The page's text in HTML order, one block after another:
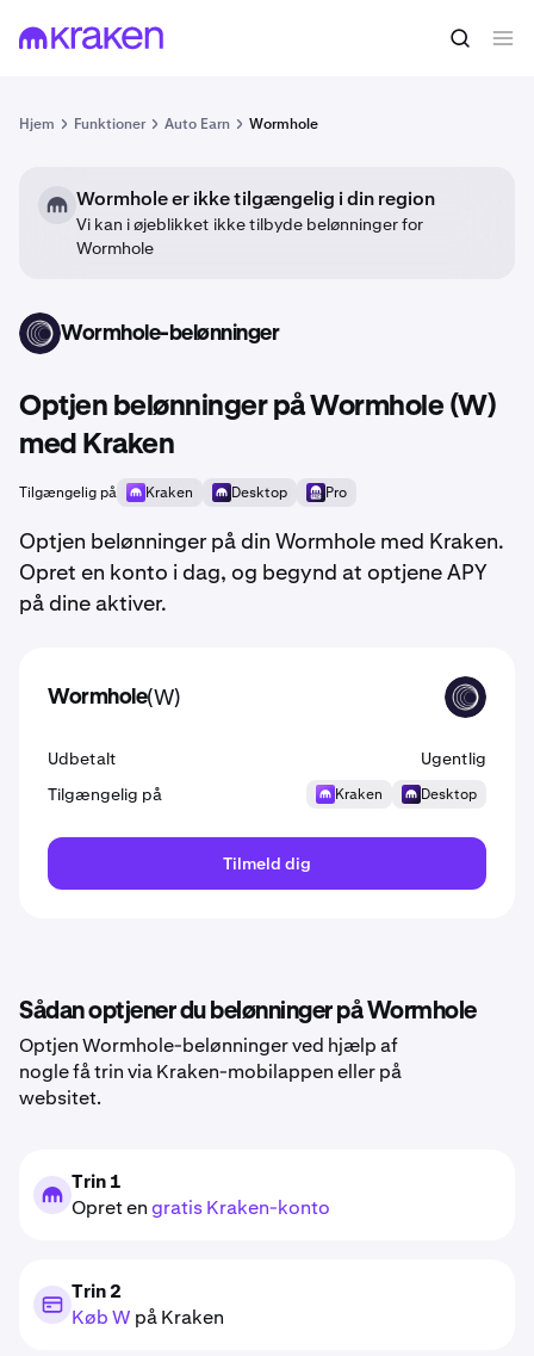
Hjem Funktioner Auto Earn Wormhole
Wormhole er ikke tilgængelig i din region
Vi kan i øjeblikket ikke tilbyde belønninger for
Wormhole
W Wormhole-belønninger
Optjen belønninger på Wormhole (W)
med Kraken
Tilgængelig på Kraken Desktop Pro
Optjen belønninger på din Wormhole med Kraken.
Opret en konto i dag, og begynd at optjene APY
på dine aktiver.
Wormhole(W) W
Udbetalt
Ugentlig
Tilgængelig på
Kraken Desktop
Tilmeld dig
Sådan optjener du belønninger på Wormhole
Optjen Wormhole-belønninger ved hjælp af
nogle få trin via Kraken-mobilappen eller på
websitet.
Trin 1
Opret engratis Kraken-konto
Trin 2
Køb W på Kraken